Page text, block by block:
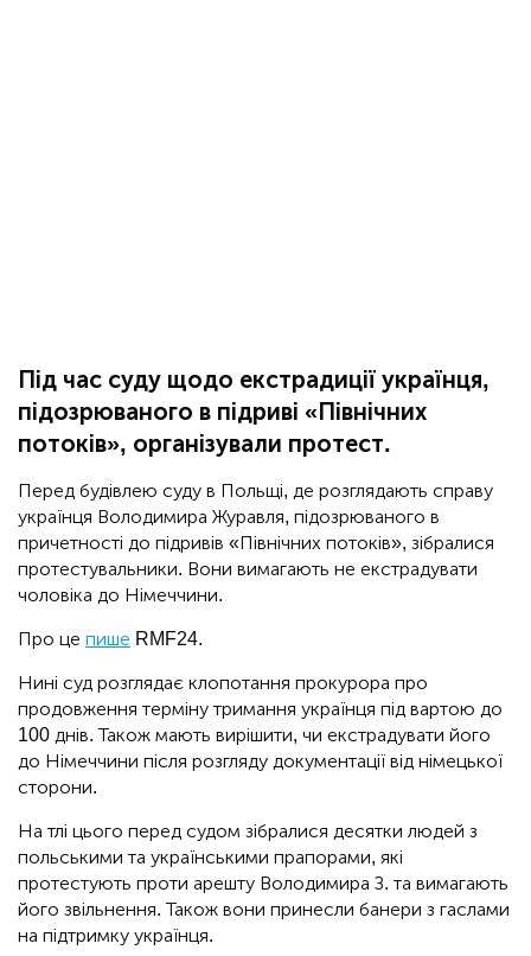
Під час суду щодо екстрадиції українця,
підозрюваного в підриві «Північних
потоків», організували протест.
Перед будівлею суду в Польщі, де розглядають справу
українця Володимира Журавля, підозрюваного в
причетності до підривів «Північних потоків», зібралися
протестувальники. Вони вимагають не екстрадувати
чоловіка до Німеччини.
Про це пише RMF24.
Нині суд розглядає клопотання прокурора про
продовження терміну тримання українця під вартою до
100 днів. Також мають вирішити, чи екстрадувати його
до Німеччини після розгляду документації від німецької
сторони.
На тлі цього перед судом зібралися десятки людей з
польськими та українськими прапорами, які
протестують проти арешту Володимира З. та вимагають
його звільнення. Також вони принесли банери з гаслами
на підтримку українця.